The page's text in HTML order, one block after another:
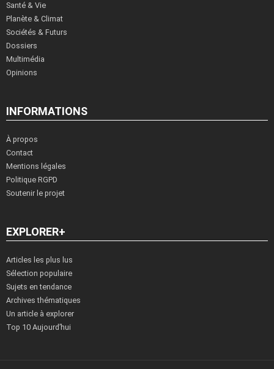
Santé & Vie
Planète & Climat
Sociétés & Futurs
Dossiers
Multimédia
Opinions
INFORMATIONS
À propos
Contact
Mentions légales
Politique RGPD
Soutenir le projet
EXPLORER+
Articles les plus lus
Sélection populaire
Sujets en tendance
Archives thématiques
Un article à explorer
Top 10 Aujourd’hui